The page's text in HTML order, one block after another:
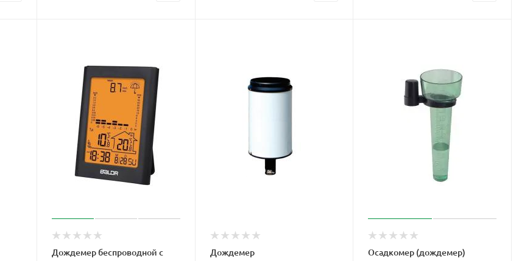
Дождемер беспроводной с
Дождемер
Осадкомер (дождемер)